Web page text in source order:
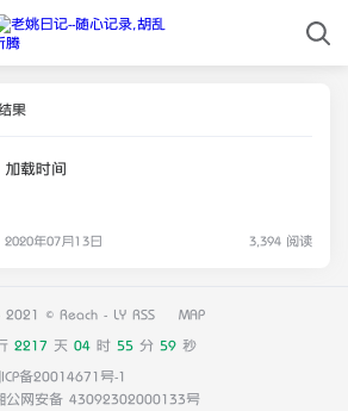
果
加载时间
2020年07月13日 3,394 阅读
2021 © Reach - LY RSS
MAP
2217 天 04 时 55 分 59 秒
备20014671号-1
公网安备 43092302000133号